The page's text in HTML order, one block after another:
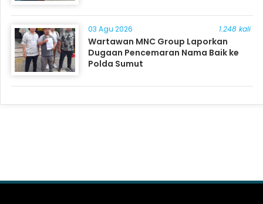
03 Agu 2026 1.248 kali
Wartawan MNC Group Laporkan
Dugaan Pencemaran Nama Baik ke
Polda Sumut